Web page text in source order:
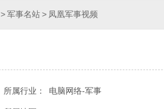
>军事名站> 凤凰军事视频
所属行业： 电脑网络-军事